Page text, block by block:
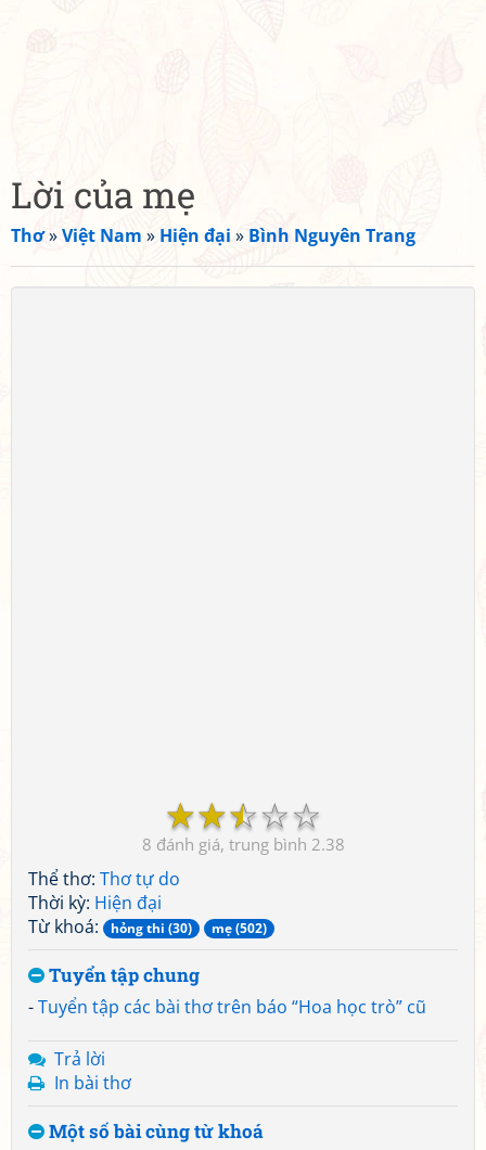
Lời của mẹ
Thơ»Việt Nam » Hiện đại » Bình Nguyên Trang
☆
☆
☆
☆
☆
8 2.38
Thể thơ: Thơ tự do
Thời kỳ: Hiện đại
Từ khoá:
hỏng thi (30) mẹ (502)
Tuyển tập chung
-Tuyển tập các bài thơ trên báo “Hoa học trò” cũ
Trả lời
In bài thơ
Một số bài cùng từ khoá